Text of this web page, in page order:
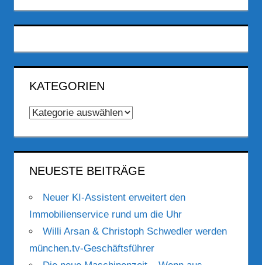
KATEGORIEN
Kategorien
NEUESTE BEITRÄGE
Neuer KI-Assistent erweitert den
Immobilienservice rund um die Uhr
Willi Arsan & Christoph Schwedler werden
münchen.tv-Geschäftsführer